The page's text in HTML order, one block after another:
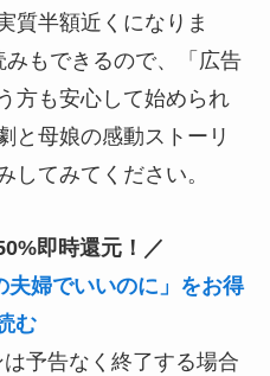
質半額近くになりま
もできるので、「広告
方も安心して始められ
と母娘の感動ストーリ
してみてください。
即時還元！／
婦でいいのに」をお得
む
予告なく終了する場合